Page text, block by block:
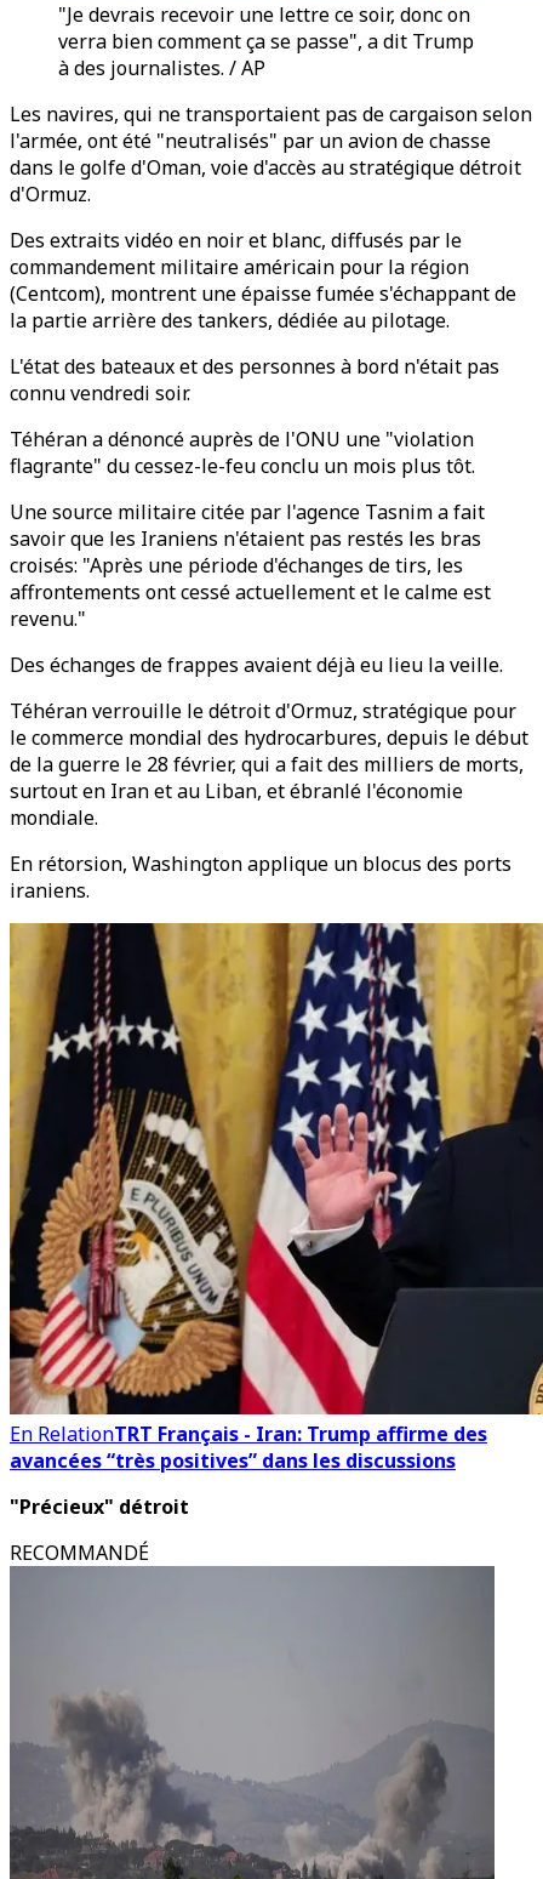
"Je devrais recevoir une lettre ce soir, donc on
verra bien comment ça se passe", a dit Trump
à des journalistes. / AP
Les navires, qui ne transportaient pas de cargaison selon
l'armée, ont été "neutralisés" par un avion de chasse
dans le golfe d'Oman, voie d'accès au stratégique détroit
d'Ormuz.
Des extraits vidéo en noir et blanc, diffusés par le
commandement militaire américain pour la région
(Centcom), montrent une épaisse fumée s'échappant de
la partie arrière des tankers, dédiée au pilotage.
L'état des bateaux et des personnes à bord n'était pas
connu vendredi soir.
Téhéran a dénoncé auprès de l'ONU une "violation
flagrante" du cessez-le-feu conclu un mois plus tôt.
Une source militaire citée par l'agence Tasnim a fait
savoir que les Iraniens n'étaient pas restés les bras
croisés: "Après une période d'échanges de tirs, les
affrontements ont cessé actuellement et le calme est
revenu."
Des échanges de frappes avaient déjà eu lieu la veille.
Téhéran verrouille le détroit d'Ormuz, stratégique pour
le commerce mondial des hydrocarbures, depuis le début
de la guerre le 28 février, qui a fait des milliers de morts,
surtout en Iran et au Liban, et ébranlé l'économie
mondiale.
En rétorsion, Washington applique un blocus des ports
iraniens.
En RelationTRT Français - Iran: Trump affirme des
avancées “très positives” dans les discussions
"Précieux" détroit
RECOMMANDÉ